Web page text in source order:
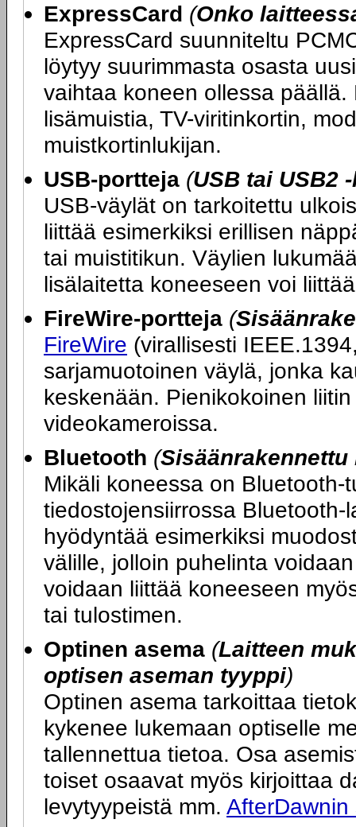
ExpressCard (Onko
ExpressCard suunniteltu
löytyy suurimmasta osasta
vaihtaa koneen ollessa
lisämuistia, TV-viritinkortin,
muistkortinlukijan.
USB-portteja (USB tai USB2
USB-väylät on tarkoitettu
liittää esimerkiksi erillisen
tai muistitikun. Väylien
lisälaitetta koneeseen voi
FireWire-portteja (
FireWire (virallisesti
sarjamuotoinen väylä, jonka
keskenään. Pienikokoinen
videokameroissa.
Bluetooth (
Mikäli koneessa on
tiedostojensiirrossa
hyödyntää esimerkiksi
välille, jolloin puhelinta
voidaan liittää koneeseen
tai tulostimen.
Optinen asema (Laitteen
optisen aseman tyyppi)
Optinen asema tarkoittaa
kykenee lukemaan optiselle
tallennettua tietoa. Osa
toiset osaavat myös kirjoittaa
levytyypeistä mm.